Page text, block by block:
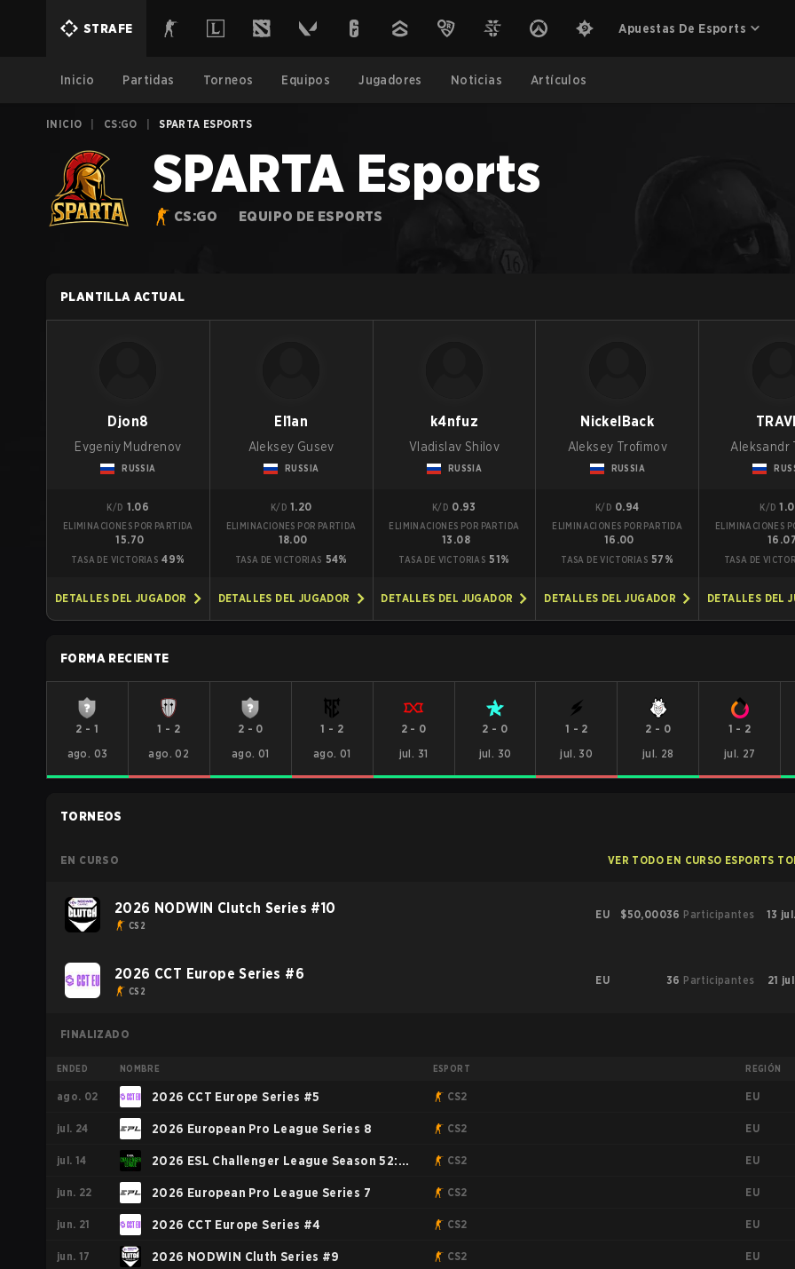
STRAFE Apuestas De Esports
Inicio Partidas Torneos Equipos Jugadores Noticias Artículos
INICIO CS:GO SPARTA ESPORTS
SPARTA Esports
CS:GO EQUIPO DE ESPORTS
PLANTILLA ACTUAL
Djon8
Evgeniy Mudrenov
RUSSIA
K/D 1.06
ELIMINACIONES POR PARTIDA
15.70
TASA DE VICTORIAS 49%
DETALLES DEL JUGADOR
El1an
Aleksey Gusev
RUSSIA
K/D 1.20
ELIMINACIONES POR PARTIDA
18.00
TASA DE VICTORIAS 54%
DETALLES DEL JUGADOR
k4nfuz
Vladislav Shilov
RUSSIA
K/D 0.93
ELIMINACIONES POR PARTIDA
13.08
TASA DE VICTORIAS 51%
DETALLES DEL JUGADOR
NickelBack
Aleksey Trofimov
RUSSIA
K/D 0.94
ELIMINACIONES POR PARTIDA
16.00
TASA DE VICTORIAS 57%
DETALLES DEL JUGADOR
Aleksandr
K/D
ELIMINACIONES
TASA DE
DETALLES DEL
FORMA RECIENTE
2 -1
ago. 03
1 - 2
ago. 02
2 - 0
ago. 01
1 - 2
ago. 01
2- 0
jul. 31
2 - 0
jul. 30
1 - 2
jul. 30
2 - 0
jul. 28
1 - 2
jul. 27
TORNEOS
EN CURSO VER TODO EN CURSO ESPORTS
2026 NODWIN Clutch Series #10
CS2
EU $50,00036 Participantes 13
2026 CCT Europe Series #6
CS2
EU 36 Participantes 21
FINALIZADO
ENDED NOMBRE ESPORT REGIÓN
ago. 02 2026 CCT Europe Series #5 CS2 EU
jul. 24 2026 European Pro League Series 8 CS2 EU
jul. 14 2026 ESL Challenger League Season 52:
Europe - Cup #1
CS2 EU
jun. 22 2026 European Pro League Series 7 CS2 EU
jun. 21 2026 CCT Europe Series #4 CS2 EU
jun. 17 2026 NODWIN Cluth Series #9 CS2 EU